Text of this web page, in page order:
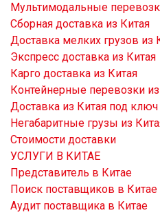
Мультимодальные
Сборная доставка из Китая
Доставка мелких грузов из
Экспресс доставка из Китая
Карго доставка из Китая
Контейнерные перевозки
Доставка из Китая под ключ
Негабаритные грузы из
Стоимости доставки
УСЛУГИ В КИТАЕ
Представитель в Китае
Поиск поставщиков в Китае
Аудит поставщика в Китае